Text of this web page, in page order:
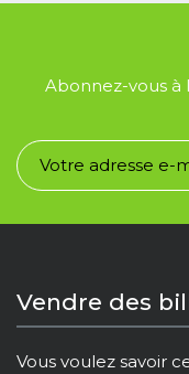
Abonnez-vous à
Vendre des
Vous voulez savoir